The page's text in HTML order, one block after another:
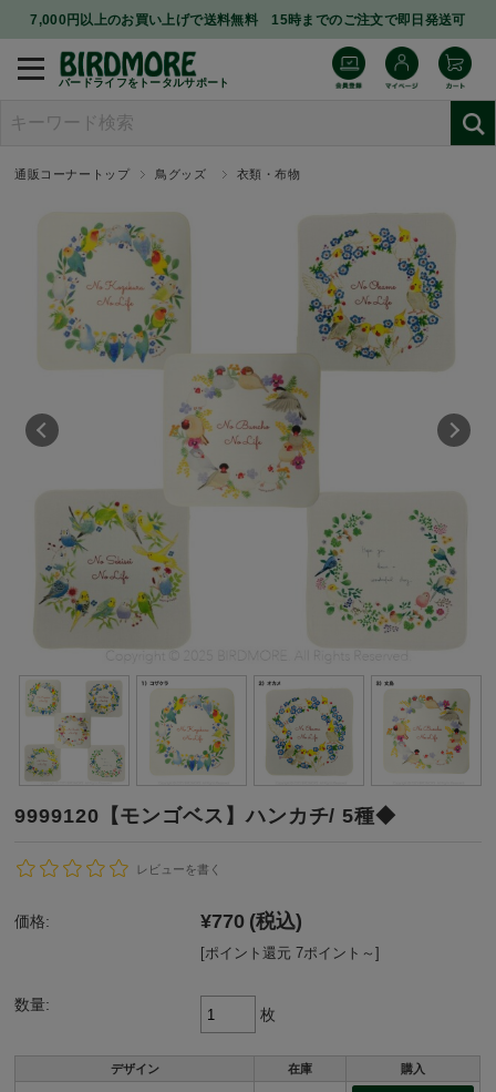
7,000円以上のお買い上げで送料無料 15時までのご注文で即日発送可
バードライフをトータルサポート
通販コーナートップ 鳥グッズ 衣類・布物
9999120【モンゴベス】ハンカチ/ 5種◆
レビューを書く
価格: ¥770 (税込)
[ポイント還元 7ポイント～]
数量:
枚
デザイン 在庫 購入